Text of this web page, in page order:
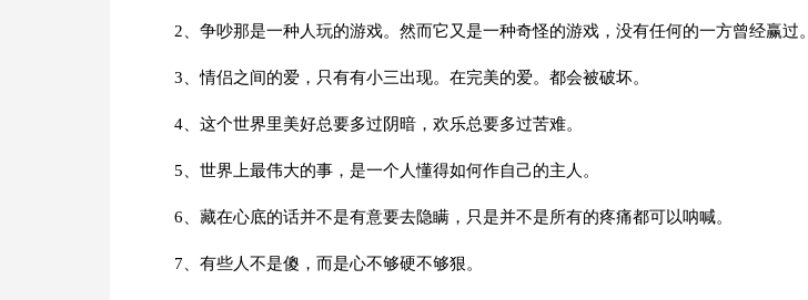
2、争吵那是一种人玩的游戏。然而它又是一种奇怪的游戏，没有任何的一方曾经赢过。
3、情侣之间的爱，只有有小三出现。在完美的爱。都会被破坏。
4、这个世界里美好总要多过阴暗，欢乐总要多过苦难。
5、世界上最伟大的事，是一个人懂得如何作自己的主人。
6、藏在心底的话并不是有意要去隐瞒，只是并不是所有的疼痛都可以呐喊。
7、有些人不是傻，而是心不够硬不够狠。